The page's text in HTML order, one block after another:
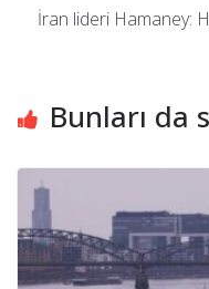
İran lideri Hamaney:
Bunları da